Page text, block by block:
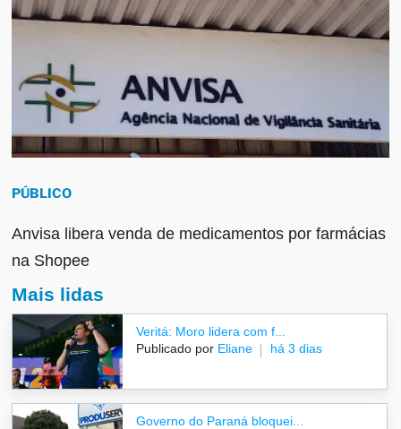
PÚBLICO
Anvisa libera venda de medicamentos por farmácias
na Shopee
Mais lidas
Veritá: Moro lidera com f...
Publicado por Eliane há 3 dias
Governo do Paraná bloquei...